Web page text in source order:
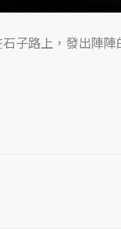
子路上，發出陣